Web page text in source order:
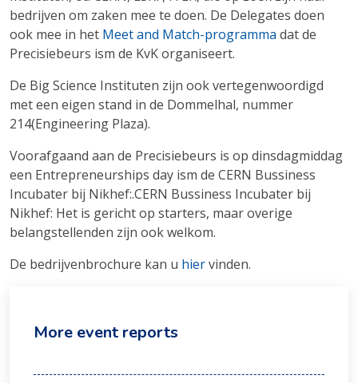
bedrijven om zaken mee te doen. De Delegates doen
ook mee in het Meet and Match-programma dat de
Precisiebeurs ism de KvK organiseert.
De Big Science Instituten zijn ook vertegenwoordigd
met een eigen stand in de Dommelhal, nummer
214(Engineering Plaza).
Voorafgaand aan de Precisiebeurs is op dinsdagmiddag
een Entrepreneurships day ism de CERN Bussiness
Incubater bij Nikhef:.CERN Bussiness Incubater bij
Nikhef: Het is gericht op starters, maar overige
belangstellenden zijn ook welkom.
De bedrijvenbrochure kan u hiervinden.
More event reports